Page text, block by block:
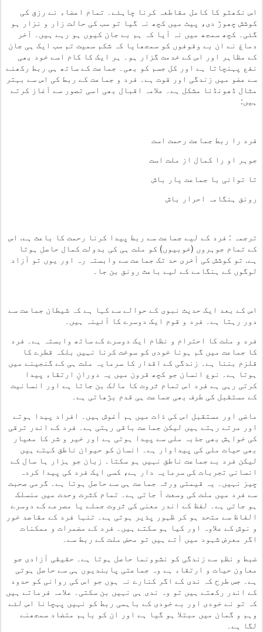
اس نکھٹو کا کامل مقاطعہ کرنا چاہئے۔ تمام اعضاء نے رزق کی
کوشش چھوڑ دی، پیٹ میں کچھ نہ گیا تو سب کی حالت زار و نزار ہو
گئی۔ کچھ سمجھ میں نہ آیا کہ ہم بے جان کیوں ہو رہے ہیں۔ آخر
دماغ نے ان بے وقوفوں کو سمجھایا کہ شکم سمیت تم سب ایک ہی جان
کے مظاہر اور اس کے خدمت گزار ہو۔ ہر ایک کا کام اسے خود بھی
نفع پہنچاتا ہے اور کل جسم کو بھی۔ جماعت کے ساتھ ہی ربط رکھنے
سے عضو میں زندگی اور قوت ہے۔ فرد و جماعت کے ربط کی اس سے بہتر
مثال ڈھونڈنا مشکل ہے۔ علامہ اقبال بھی اسی تصور سے آغاز کرتے
ہیں:
فرد را ربط جماعت رحمت است
جوہر او را کمال از ملت است
تا توانی با جماعت یار باش
رونق ہنگامہ احرار باش
ترجمہ : فرد کے لیے جماعت سے ربط پیدا کرنا رحمت کا باعث ہے. اس
کے تمام جوہروں (خوبیوں) کو ملت ہی کی بدولت کمال حاصل ہوتا
ہے. تو کوشش کی آخری حد تک جماعت سے وابستہ رہ اور یوں تو آزاد
لوگوں کے ہنگامے کے لیے باعث رونق بن جا۔
اس کے بعد ایک حدیث نبوی کے حوالے سے کہا ہے کہ شیطان جماعت سے
دور رہتا ہے۔ فرد و قوم ایک دوسرے کا آئینہ ہیں۔
فرد و ملت کا احترام و نظام ایک دوسرے کے ساتھ وابستہ ہے۔ فرد
کا جماعت میں گم ہونا خودی کو سوخت کرنا نہیں بلکہ قطرے کا
قلزم بننا ہے۔ زندگی کے اقدار کا سرمایہ ملت ہی کے گنجینے میں
ہوتا ہے۔ نوع انسان جو کچھ قرون میں یہ دورانِ ارتقاء پیدا
کرتی رہی ہے فرد اس تمام ثروت کا مالک بن جاتا ہے اور انسانیت
کے مستقبل کی طرف بھی جماعت ہی قدم بڑھاتی ہے۔
ماضی اور مستقبل اس کی ذات میں ہم آغوش ہیں۔ افراد پیدا ہوتے
اور مرتے رہتے ہیں لیکن جماعت باقی رہتی ہے۔ فرد کے اندر ترقی
کی خواہش بھی جذبہ ملی سے پیدا ہوتی ہے اور خیر و شر کا معیار
بھی حیات ملی کی پیداوار ہے۔ انسان کو حیوان ناطق کہتے ہیں
لیکن فرد بے جماعت ناطق نہیں ہو سکتا۔ زبان جو ہزار ہا سال کے
انسانی تجربات کی سرمایہ دار ہے، کسی ایک فرد کی پیدا کردہ
چیز نہیں۔ یہ قیمتی ورثہ جماعت ہی سے حاصل ہوتا ہے۔ گرمی صحبت
سے فرد میں ملت کی وسعت آ جاتی ہے۔ تمام کثرت وحدت میں منسلک
ہو جاتی ہے۔ لفظ کے اندر معنی کی ثروت جملے یا مصرعے کے دوسرے
الفاظ سے متحد ہو کر ظہور پذیر ہوتی ہے۔ تنہا فرد کے مقاصد خور
و نوش کے علاوہ اور کیا ہو سکتے ہیں۔ فرد کے مضمرات و ممکنات
اگر معرض شہود میں آتے ہیں تو محض ملت کے ربط سے۔
ضبط و نظم سے زندگی کو نشوونما حاصل ہوتا ہے۔ حقیقی آزادی جو
معاون حیات و ارتقاء ہے وہ جماعتی پابندیوں ہی سے حاصل ہوتی
ہے۔ جس طرح کہ ندی کے اگر کنارے نہ ہوں جو اس کی روانی کو حدود
کے اندر رکھتے ہیں تو وہ ندی ہی نہیں بن سکتی۔ علامہ فرماتے ہیں
کہ تو نے خودی اور بے خودی کے باہمی ربط کو نہیں پہچانا اس لئے
وہم و گمان میں مبتلا ہو گیا ہے اور ان کو باہم متضاد سمجھنے
لگا ہے۔